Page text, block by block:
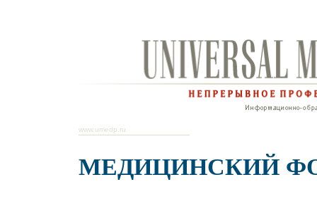
www.umedp.ru
МЕДИЦИНСКИЙ